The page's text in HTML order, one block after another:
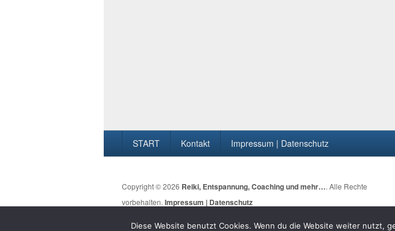
START Kontakt Impressum | Datenschutz
Copyright © 2026 Reiki, Entspannung, Coaching und mehr…. Alle Rechte
vorbehalten. Impressum | Datenschutz
Diese Website benutzt Cookies. Wenn du die Website weiter nutzt,